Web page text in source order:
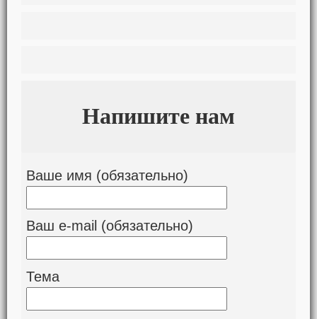
Напишите нам
Ваше имя (обязательно)
Ваш e-mail (обязательно)
Тема